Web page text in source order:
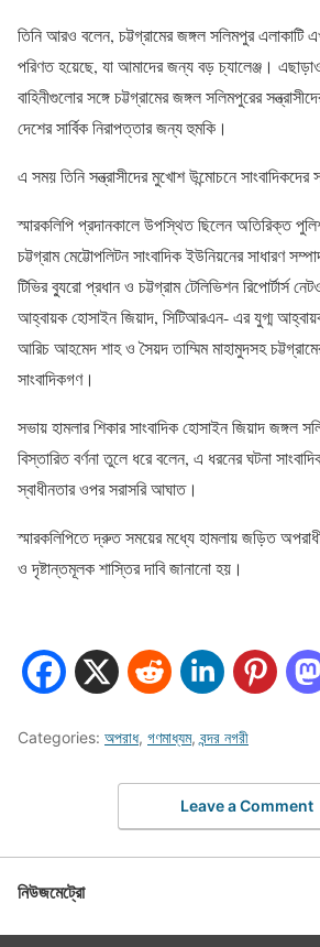
তিনি আরও বলেন, চট্টগ্রামের জঙ্গল সলিমপুর এলাকাটি
পরিণত হয়েছে, যা আমাদের জন্য বড় চ্যালেঞ্জ।
বাহিনীগুলোর সঙ্গে চট্টগ্রামের জঙ্গল সলিমপুরের
দেশের সার্বিক নিরাপত্তার জন্য হুমকি।
এ সময় তিনি সন্ত্রাসীদের মুখোশ উন্মোচনে
স্মারকলিপি প্রদানকালে উপস্থিত ছিলেন অতিরিক্ত
চট্টগ্রাম মেট্টোপলিটন সাংবাদিক ইউনিয়নের সাধারণ
টিভির ব্যুরো প্রধান ও চট্টগ্রাম টেলিভিশন রিপোর্টার্স
আহ্বায়ক হোসাইন জিয়াদ, সিটিআরএন- এর যুগ্ম
আরিচ আহমেদ শাহ ও সৈয়দ তাম্মিম মাহামুদসহ
সাংবাদিকগণ।
সভায় হামলার শিকার সাংবাদিক হোসাইন জিয়াদ জঙ্গল
বিস্তারিত বর্ণনা তুলে ধরে বলেন, এ ধরনের ঘটনা
স্বাধীনতার ওপর সরাসরি আঘাত।
স্মারকলিপিতে দ্রুত সময়ের মধ্যে হামলায় জড়িত
ও দৃষ্টান্তমূলক শাস্তির দাবি জানানো হয়।
Categories: অপরাধ, গণমাধ্যম, বন্দর নগরী
Leave a Comment
নিউজমেট্রো